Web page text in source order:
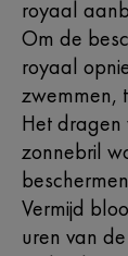
royaal
Om de
royaal
zwemmen,
Het dragen
zonnebril
Vermijd
uren van